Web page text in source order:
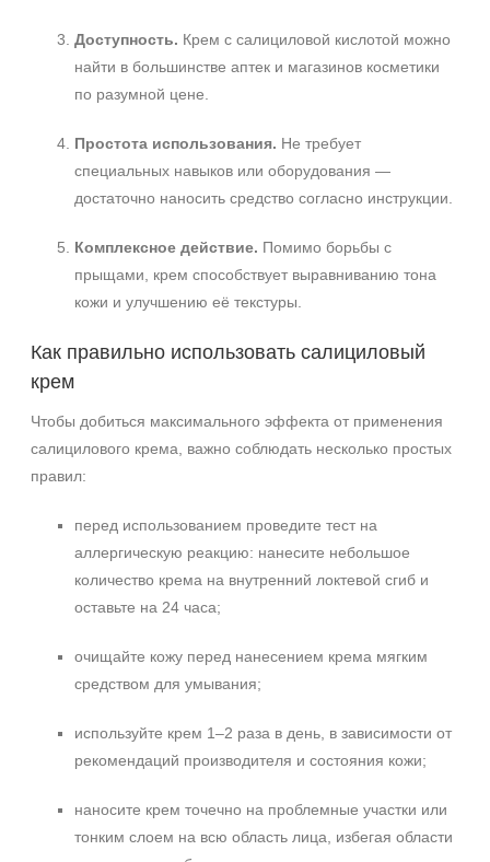
Доступность. Крем с салициловой кислотой можно
найти в большинстве аптек и магазинов косметики
по разумной цене.
Простота использования. Не требует
специальных навыков или оборудования —
достаточно наносить средство согласно инструкции.
Комплексное действие. Помимо борьбы с
прыщами, крем способствует выравниванию тона
кожи и улучшению её текстуры.
Как правильно использовать салициловый
крем
Чтобы добиться максимального эффекта от применения
салицилового крема, важно соблюдать несколько простых
правил:
перед использованием проведите тест на
аллергическую реакцию: нанесите небольшое
количество крема на внутренний локтевой сгиб и
оставьте на 24 часа;
очищайте кожу перед нанесением крема мягким
средством для умывания;
используйте крем 1–2 раза в день, в зависимости от
рекомендаций производителя и состояния кожи;
наносите крем точечно на проблемные участки или
тонким слоем на всю область лица, избегая области